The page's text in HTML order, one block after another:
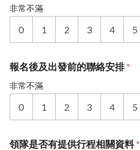
非常不滿
0 1 2 3 4 5
報名後及出發前的聯絡安排*
非常不滿
0 1 2 3 4 5
領隊是否有提供行程相關資料*